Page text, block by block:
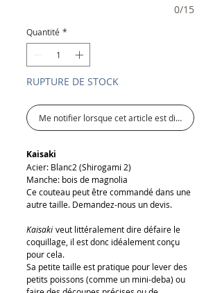
0/15
Quantité *
RUPTURE DE STOCK
Me notifier lorsque cet article est disponible
Kaisaki
Acier: Blanc2 (Shirogami 2)
Manche: bois de magnolia
Ce couteau peut être commandé dans une
autre taille. Demandez-nous un devis.
Kaisaki veut littéralement dire défaire le
coquillage, il est donc idéalement conçu
pour cela.
Sa petite taille est pratique pour lever des
petits poissons (comme un mini-deba) ou